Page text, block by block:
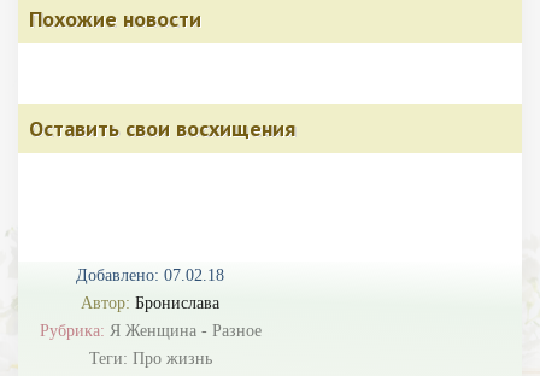
Добавлено: 07.02.18
Автор: Бронислава
Рубрика: Я Женщина - Разное
Теги: Про жизнь
Похожие новости
Оставить свои восхищения